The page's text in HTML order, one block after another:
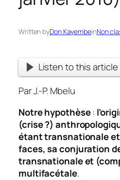
Written byDon KayembeinNon
Listen to this article
Par J.-P. Mbelu
Notre hypothèse:
(crise ?)
étant transnationale
faces, sa conjuration
transnationale et
multifacétale.